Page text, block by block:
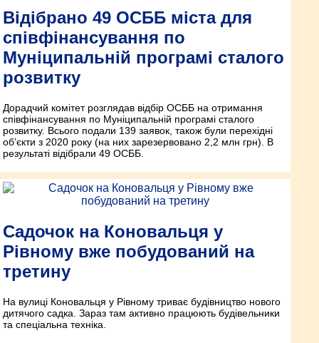
Відібрано 49 ОСББ міста для
співфінансування по
Муніципальній програмі сталого
розвитку
Дорадчий комітет розглядав відбір ОСББ на отримання
співфінансування по Муніципальній програмі сталого
розвитку. Всього подали 139 заявок, також були перехідні
об’єкти з 2020 року (на них зарезервовано 2,2 млн грн). В
результаті відібрали 49 ОСББ.
Садочок на Коновальця у
Рівному вже побудований на
третину
На вулиці Коновальця у Рівному триває будівництво нового
дитячого садка. Зараз там активно працюють будівельники
та спеціальна техніка.